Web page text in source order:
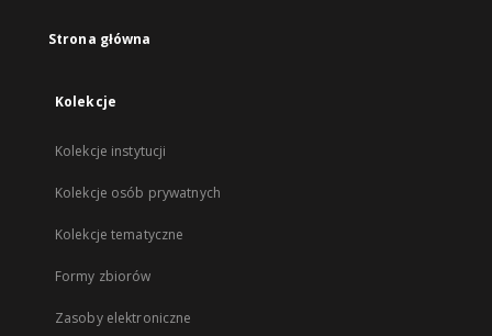
Strona główna
Kolekcje
Kolekcje instytucji
Kolekcje osób prywatnych
Kolekcje tematyczne
Formy zbiorów
Zasoby elektroniczne